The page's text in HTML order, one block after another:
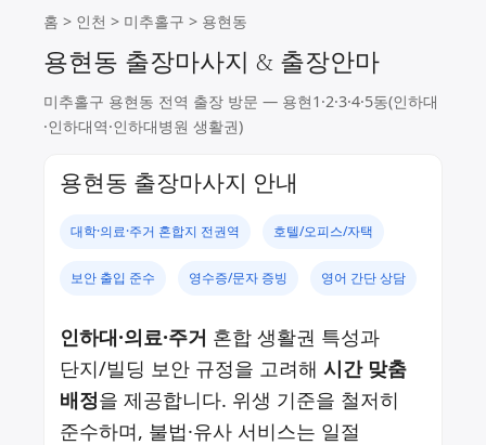
홈 > 인천 > 미추홀구 > 용현동
용현동 출장마사지 & 출장안마
미추홀구 용현동 전역 출장 방문 — 용현1·2·3·4·5동(인하대
·인하대역·인하대병원 생활권)
용현동 출장마사지 안내
대학·의료·주거 혼합지 전권역 호텔/오피스/자택
보안 출입 준수 영수증/문자 증빙 영어 간단 상담
인하대·의료·주거 혼합 생활권 특성과
단지/빌딩 보안 규정을 고려해시간 맞춤
배정을 제공합니다. 위생 기준을 철저히
준수하며, 불법·유사 서비스는 일절